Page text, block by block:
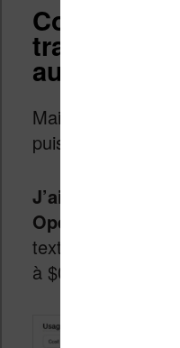
Combien
traduire un
Maintenant, on
puisque ce
J’ai dépensé en
OpenAI
pour
texte. J’estime
à $0,03 – $0,05